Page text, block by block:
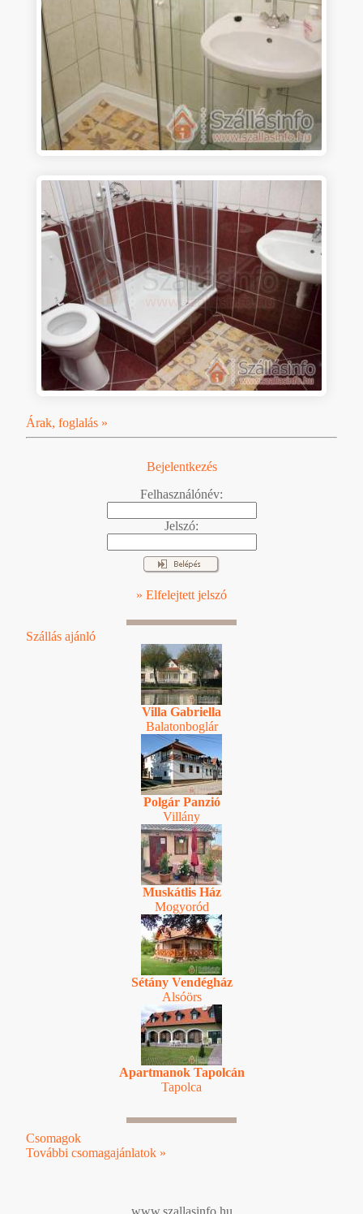
Árak, foglalás »
Bejelentkezés
Felhasználónév:
Jelszó:
» Elfelejtett jelszó
Szállás ajánló
Villa Gabriella
Balatonboglár
Polgár Panzió
Villány
Muskátlis Ház
Mogyoród
Sétány Vendégház
Alsóörs
Apartmanok Tapolcán
Tapolca
Csomagok
További csomagajánlatok »
www.szallasinfo.hu